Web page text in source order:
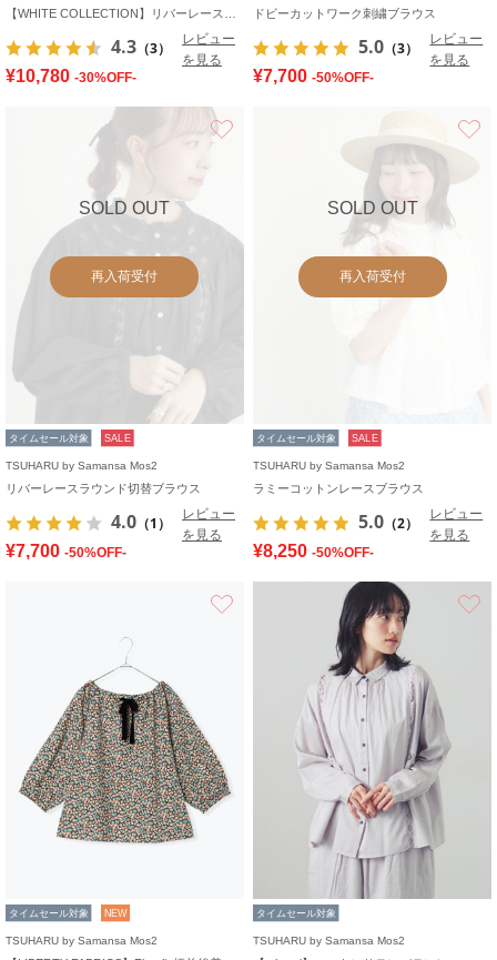
4.3 （3）
レビュー
を見る
¥10,780 -30%OFF-
ドビーカットワーク刺繍ブラウス
5.0 （3）
レビュー
を見る
¥7,700 -50%OFF-
SOLD OUT
再入荷受付
タイムセール対象 SALE
TSUHARU by Samansa Mos2
リバーレースラウンド切替ブラウス
4.0 （1）
レビュー
を見る
¥7,700 -50%OFF-
SOLD OUT
再入荷受付
タイムセール対象 SALE
TSUHARU by Samansa Mos2
ラミーコットンレースブラウス
5.0 （2）
レビュー
を見る
¥8,250 -50%OFF-
タイムセール対象 NEW
TSUHARU by Samansa Mos2
タイムセール対象
TSUHARU by Samansa Mos2